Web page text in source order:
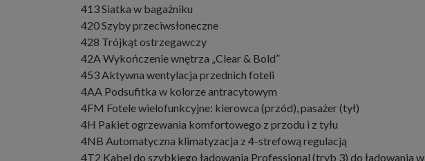
413 Siatka w bagażniku
420 Szyby przeciwsłoneczne
428 Trójkąt ostrzegawczy
42A Wykończenie wnętrza „Clear & Bold”
453 Aktywna wentylacja przednich foteli
4AA Podsufitka w kolorze antracytowym
4FM Fotele wielofunkcyjne: kierowca (przód), pasażer (tył)
4H Pakiet ogrzewania komfortowego z przodu i z tyłu
4NB Automatyczna klimatyzacja z 4-strefową regulacją
4T2 Kabel do szybkiego ładowania Professional (tryb 3) do ładowania w